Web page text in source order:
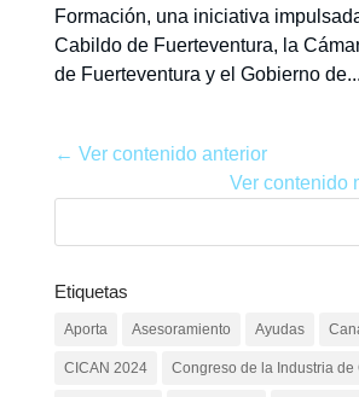
Formación, una iniciativa
Cabildo de Fuerteventura, la
de Fuerteventura y el Gobierno de...
← Ver contenido anterior
Ver contenido
Etiquetas
Aporta Asesoramiento Ayudas
CICAN 2024 Congreso de la Industria de